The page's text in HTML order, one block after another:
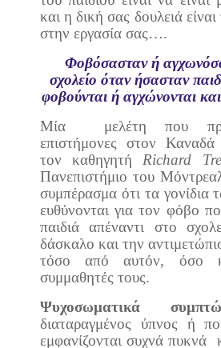
και η δική σας δουλειά
στην εργασία σας….
Φοβόσασταν ή
σχολείο όταν ήσασταν
φοβούνται ή αγχώνονται
Μία
μελέτη που
επιστήμονες στον Καναδά
τον καθηγητή Richard
Πανεπιστήμιο του
συμπέρασμα ότι τα γονίδια
ευθύνονται για τον φόβο
παιδιά απέναντι στο
δάσκαλο και την
τόσο από αυτόν, όσο
συμμαθητές τους.
Ψυχοσωματικά
διαταραγμένος ύπνος ή
εμφανίζονται συχνά πυκνά